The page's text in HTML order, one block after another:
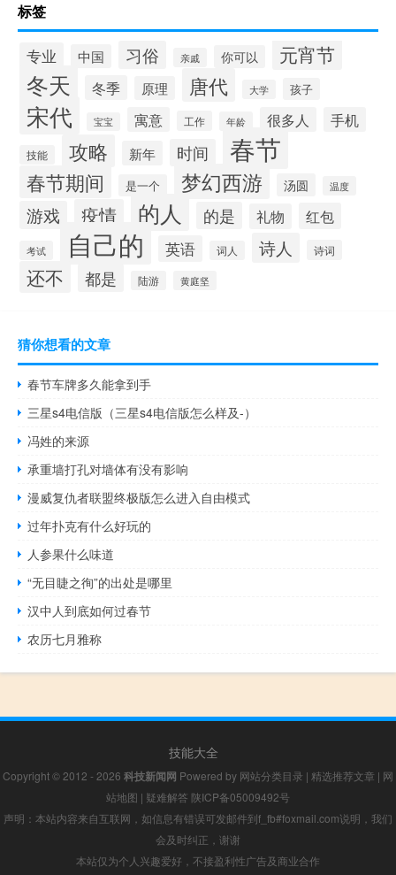
标签
专业 中国 习俗 亲戚 你可以 元宵节
冬天 冬季 原理 唐代 大学 孩子
宋代 宝宝 寓意 工作 年龄 很多人 手机
技能 攻略 新年 时间 春节
春节期间 是一个 梦幻西游 汤圆 温度
游戏 疫情 的人 的是 礼物 红包
考试 自己的 英语 词人 诗人 诗词
还不 都是 陆游 黄庭坚
猜你想看的文章
春节车牌多久能拿到手
三星s4电信版（三星s4电信版怎么样及-）
冯姓的来源
承重墙打孔对墙体有没有影响
漫威复仇者联盟终极版怎么进入自由模式
过年扑克有什么好玩的
人参果什么味道
“无目睫之徇”的出处是哪里
汉中人到底如何过春节
农历七月雅称
技能大全
Copyright © 2012 - 2026 科技新闻网 Powered by 网站分类目录 | 精选推荐文章 | 网
站地图 | 疑难解答 陕ICP备05009492号
声明：本站内容来自互联网，如信息有错误可发邮件到f_fb#foxmail.com说明，我们
会及时纠正，谢谢
本站仅为个人兴趣爱好，不接盈利性广告及商业合作